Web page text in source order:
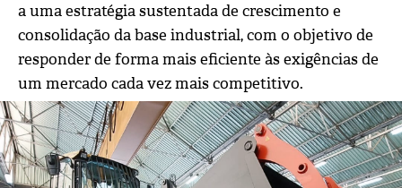
a uma estratégia sustentada de crescimento e
consolidação da base industrial, com o objetivo de
responder de forma mais eficiente às exigências de
um mercado cada vez mais competitivo.